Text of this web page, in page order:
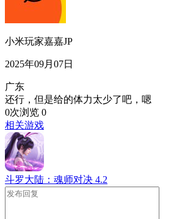
小米玩家嘉嘉JP
2025年09月07日
广东
还行，但是给的体力太少了吧，嗯
0次浏览 0
相关游戏
斗罗大陆：魂师对决 4.2